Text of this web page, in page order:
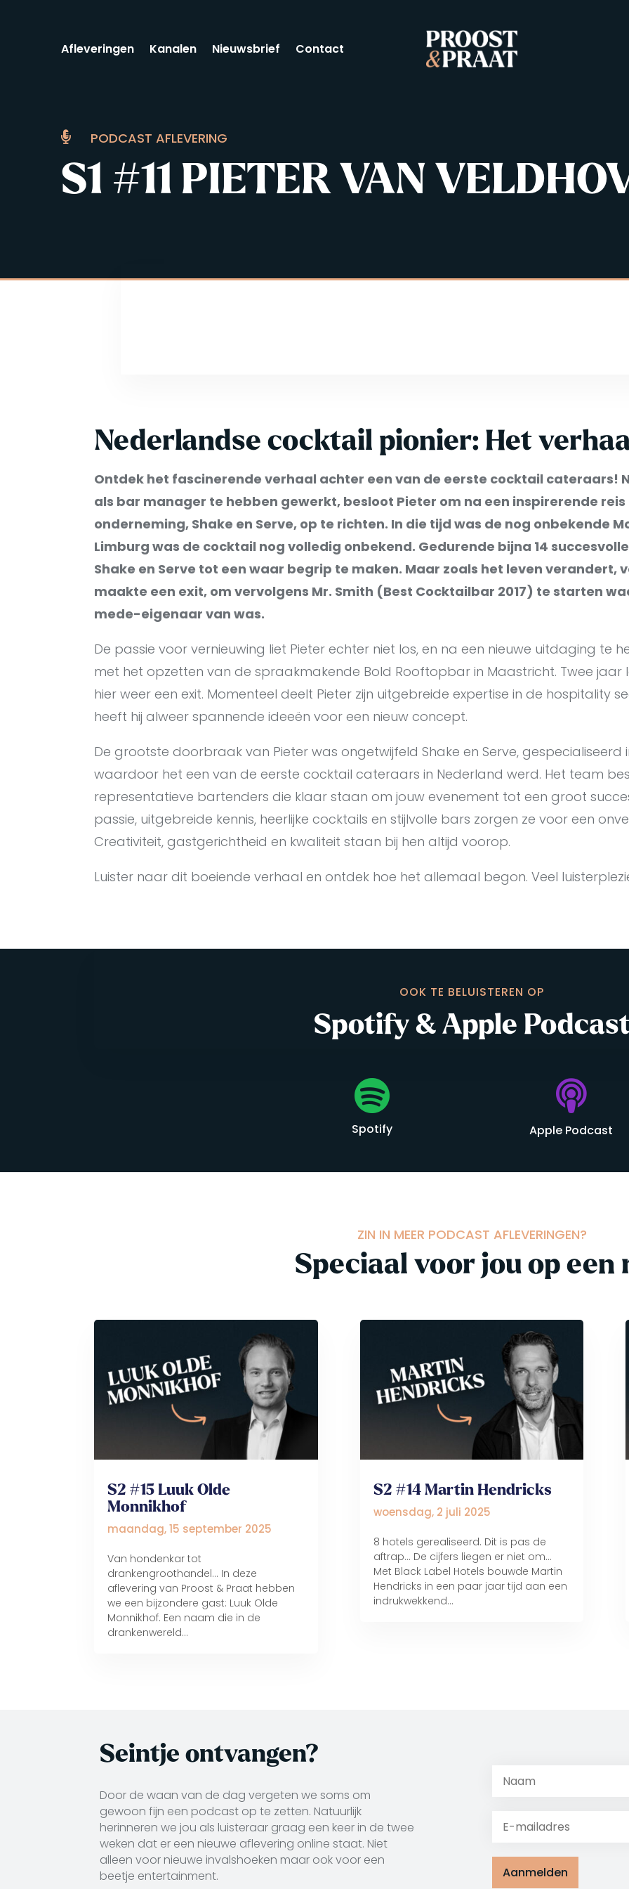
Afleveringen Kanalen Nieuwsbrief Contact
 PODCAST AFLEVERING
S1 #11 PIETER VAN
Nederlandse cocktail pionier: Het
Ontdek het fascinerende verhaal achter een van de eerste cocktail cateraars!
als bar manager te hebben gewerkt, besloot Pieter om na een inspirerende
onderneming, Shake en Serve, op te richten. In die tijd was de nog onbekende
Limburg was de cocktail nog volledig onbekend. Gedurende bijna 14
Shake en Serve tot een waar begrip te maken. Maar zoals het leven verandert,
maakte een exit, om vervolgens Mr. Smith (Best Cocktailbar 2017) te starten
mede-eigenaar van was.
De passie voor vernieuwing liet Pieter echter niet los, en na een nieuwe uitdaging te
met het opzetten van de spraakmakende Bold Rooftopbar in Maastricht. Twee jaar
hier weer een exit. Momenteel deelt Pieter zijn uitgebreide expertise in de hospitality
heeft hij alweer spannende ideeën voor een nieuw concept.
De grootste doorbraak van Pieter was ongetwijfeld Shake en Serve, gespecialiseerd
waardoor het een van de eerste cocktail cateraars in Nederland werd. Het team
representatieve bartenders die klaar staan om jouw evenement tot een groot
passie, uitgebreide kennis, heerlijke cocktails en stijlvolle bars zorgen ze voor een
Creativiteit, gastgerichtheid en kwaliteit staan bij hen altijd voorop.
Luister naar dit boeiende verhaal en ontdek hoe het allemaal begon. Veel
OOK TE BELUISTEREN OP
Spotify & Apple

Spotify

Apple Podcast
ZIN IN MEER PODCAST AFLEVERINGEN?
Speciaal voor jou op een
S2 #15 Luuk Olde
Monnikhof
maandag, 15 september 2025
Van hondenkar tot
drankengroothandel... In deze
aflevering van Proost & Praat hebben
we een bijzondere gast: Luuk Olde
Monnikhof. Een naam die in de
drankenwereld...
S2 #14 Martin Hendricks
woensdag, 2 juli 2025
8 hotels gerealiseerd. Dit is pas de
aftrap... De cijfers liegen er niet om...
Met Black Label Hotels bouwde Martin
Hendricks in een paar jaar tijd aan een
indrukwekkend...
Seintje ontvangen?
Door de waan van de dag vergeten we soms om
gewoon fijn een podcast op te zetten. Natuurlijk
herinneren we jou als luisteraar graag een keer in de twee
weken dat er een nieuwe aflevering online staat. Niet
alleen voor nieuwe invalshoeken maar ook voor een
beetje entertainment.
Aanmelden